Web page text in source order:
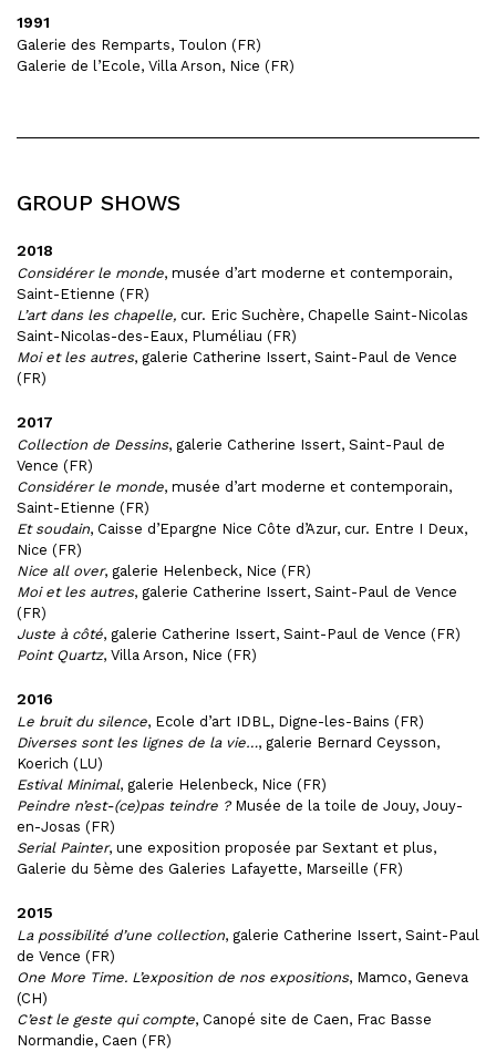
1991
Galerie des Remparts, Toulon (FR)
Galerie de l’Ecole, Villa Arson, Nice (FR)
GROUP SHOWS
2018
Considérer le monde, musée d’art moderne et contemporain,
Saint-Etienne (FR)
L’art dans les chapelle, cur. Eric Suchère, Chapelle Saint-Nicolas
Saint-Nicolas-des-Eaux, Pluméliau (FR)
Moi et les autres, galerie Catherine Issert, Saint-Paul de Vence
(FR)
2017
Collection de Dessins, galerie Catherine Issert, Saint-Paul de
Vence (FR)
Considérer le monde, musée d’art moderne et contemporain,
Saint-Etienne (FR)
Et soudain, Caisse d’Epargne Nice Côte d’Azur, cur. Entre I Deux,
Nice (FR)
Nice all over, galerie Helenbeck, Nice (FR)
Moi et les autres, galerie Catherine Issert, Saint-Paul de Vence
(FR)
Juste à côté, galerie Catherine Issert, Saint-Paul de Vence (FR)
Point Quartz, Villa Arson, Nice (FR)
2016
Le bruit du silence, Ecole d’art IDBL, Digne-les-Bains (FR)
Diverses sont les lignes de la vie…, galerie Bernard Ceysson,
Koerich (LU)
Estival Minimal, galerie Helenbeck, Nice (FR)
Peindre n’est-(ce)pas teindre ?Musée de la toile de Jouy, Jouy-
en-Josas (FR)
Serial Painter, une exposition proposée par Sextant et plus,
Galerie du 5ème des Galeries Lafayette, Marseille (FR)
2015
La possibilité d’une collection, galerie Catherine Issert, Saint-Paul
de Vence (FR)
One More Time. L’exposition de nos expositions, Mamco, Geneva
(CH)
C’est le geste qui compte, Canopé site de Caen, Frac Basse
Normandie, Caen (FR)